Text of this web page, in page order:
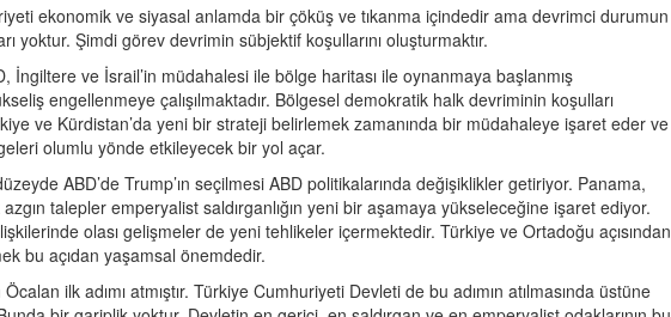
ekonomik ve siyasal anlamda bir çöküş ve tıkanma içindedir ama devrimci durumun
yoktur. Şimdi görev devrimin sübjektif koşullarını oluşturmaktır.
İngiltere ve İsrail’in müdahalesi ile bölge haritası ile oynanmaya başlanmış
engellenmeye çalışılmaktadır. Bölgesel demokratik halk devriminin koşulları
ve Kürdistan’da yeni bir strateji belirlemek zamanında bir müdahaleye işaret eder ve
olumlu yönde etkileyecek bir yol açar.
ABD’de Trump’ın seçilmesi ABD politikalarında değişiklikler getiriyor. Panama,
talepler emperyalist saldırganlığın yeni bir aşamaya yükseleceğine işaret ediyor.
olası gelişmeler de yeni tehlikeler içermektedir. Türkiye ve Ortadoğu açısından
bu açıdan yaşamsal önemdedir.
ilk adımı atmıştır. Türkiye Cumhuriyeti Devleti de bu adımın atılmasında üstüne